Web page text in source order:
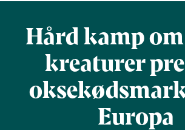
Hård kamp
kreaturer
Europa